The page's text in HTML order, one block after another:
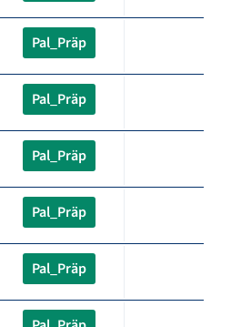
Pal_Präp
Pal_Präp
Pal_Präp
Pal_Präp
Pal_Präp